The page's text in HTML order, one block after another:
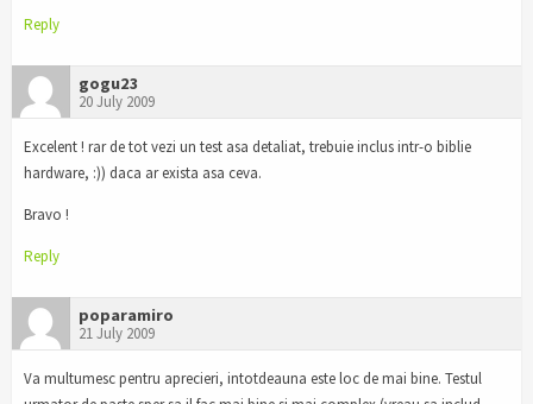
Reply
gogu23
20 July 2009
Excelent ! rar de tot vezi un test asa detaliat, trebuie inclus intr-o biblie
hardware, :)) daca ar exista asa ceva.
Bravo !
Reply
poparamiro
21 July 2009
Va multumesc pentru aprecieri, intotdeauna este loc de mai bine. Testul